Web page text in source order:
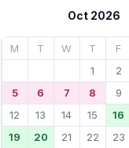
Oct 2026
M T W T F
1
2
5
6 7 8 9
12
13 14 15 16
19
20 21 22 23